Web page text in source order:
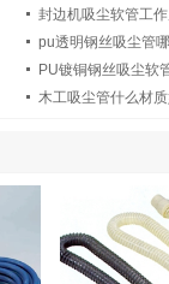
封边机吸尘软管工
pu透明钢丝吸尘管
PU镀铜钢丝吸尘软
木工吸尘管什么材